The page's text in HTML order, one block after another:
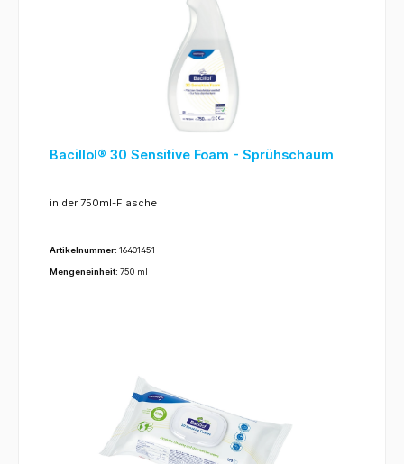
Bacillol® 30 Sensitive Foam - Sprühschaum
in der 750ml-Flasche
Artikelnummer: 16401451
Mengeneinheit: 750 ml